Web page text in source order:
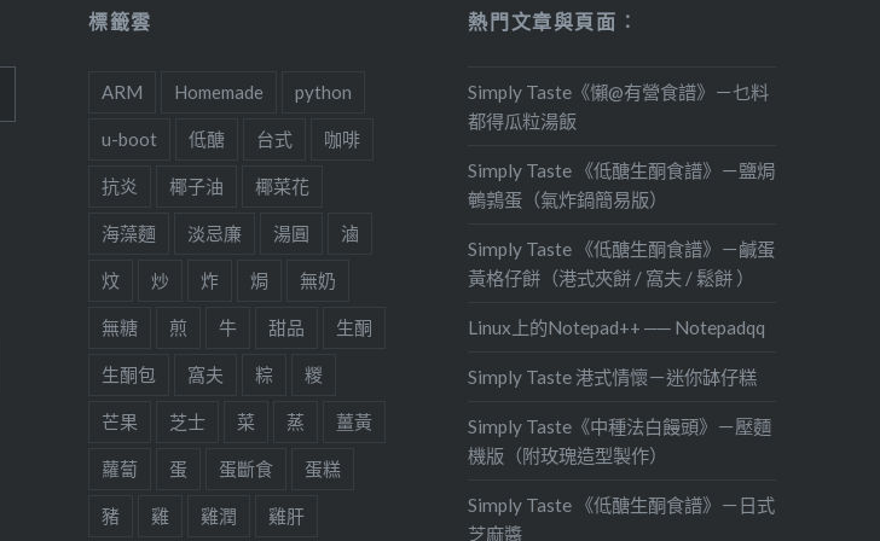
標籤雲
ARM Homemade python
u-boot 低醣 台式 咖啡
抗炎 椰子油 椰菜花
海藻麵 淡忌廉 湯圓 滷
炆 炒 炸 焗 無奶
無糖 煎 牛 甜品 生酮
生酮包 窩夫 粽 糉
芒果 芝士 菜 蒸 薑黃
蘿蔔 蛋 蛋斷食 蛋糕
豬 雞 雞潤 雞肝
熱門文章與頁面︰
Simply Taste《懶@有營食譜》－乜料
都得瓜粒湯飯
Simply Taste 《低醣生酮食譜》－鹽焗
鵪鶉蛋（氣炸鍋簡易版）
Simply Taste 《低醣生酮食譜》－鹹蛋
黃格仔餅（港式夾餅 / 窩夫 / 鬆餅 ）
Linux上的Notepad++ ── Notepadqq
Simply Taste 港式情懷－迷你缽仔糕
Simply Taste《中種法白饅頭》－壓麵
機版（附玫瑰造型製作）
Simply Taste 《低醣生酮食譜》－日式
芝麻醬